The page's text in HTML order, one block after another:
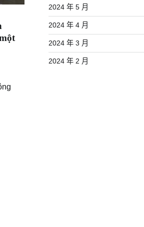
2024 年 5 月
2024 年 4 月
2024 年 3 月
2024 年 2 月